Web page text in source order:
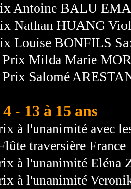
Antoine BALU
Nathan HUANG
Louise BONFILS
Prix Milda Marie
Salomé
- 13 à 15 ans
à l'unanimité avec
traversière France
à l'unanimité Eléna
à l'unanimité